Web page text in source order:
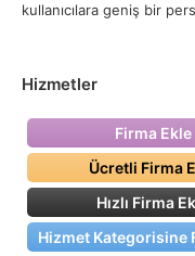
kullanıcılara geniş bir
Hizmetler
Firma Ekle
Ücretli Firma
Hızlı Firma
Hizmet Kategorisine